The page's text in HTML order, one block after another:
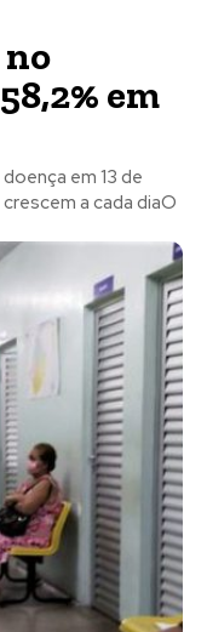
no
em
em 13 de
a cada diaO